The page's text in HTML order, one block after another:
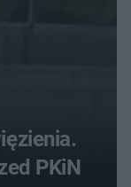
PKiN